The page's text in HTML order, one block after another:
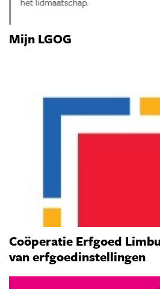
Mijn LGOG
Coöperatie Erfgoed
van erfgoedinstellingen